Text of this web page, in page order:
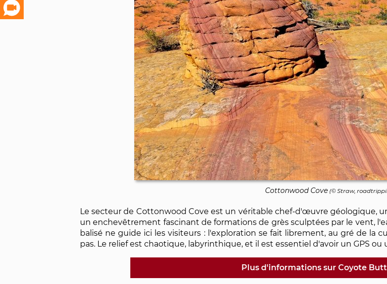
Cottonwood Cove (© Straw,
Le secteur de Cottonwood Cove est un véritable chef-d'œuvre géologique,
un enchevêtrement fascinant de formations de grès sculptées par le vent,
balisé ne guide ici les visiteurs : l'exploration se fait librement, au gré de la
pas. Le relief est chaotique, labyrinthique, et il est essentiel d'avoir un GPS
Plus d'informations sur Coyote